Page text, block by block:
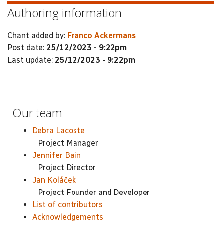
Authoring information
Chant added by: Franco Ackermans
Post date: 25/12/2023 - 9:22pm
Last update: 25/12/2023 - 9:22pm
Our team
Debra Lacoste
Project Manager
Jennifer Bain
Project Director
Jan Koláček
Project Founder and Developer
List of contributors
Acknowledgements